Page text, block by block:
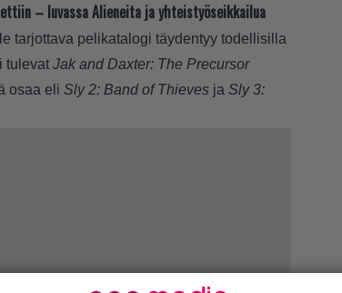
– luvassa Alieneita ja yhteistyöseikkailua
tarjottava pelikatalogi täydentyy todellisilla
tulevat Jak and Daxter: The Precursor
osaa eli Sly 2: Band of Thieves ja Sly 3: